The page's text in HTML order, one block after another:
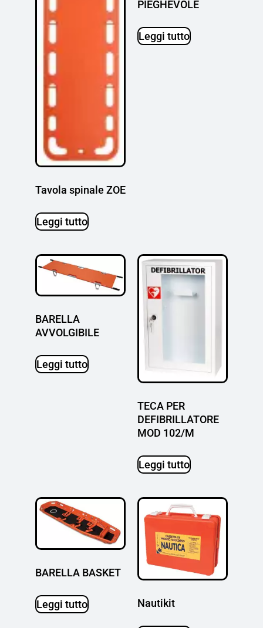
Tavola spinale ZOE
Leggi tutto
PIEGHEVOLE
Leggi tutto
BARELLA
AVVOLGIBILE
Leggi tutto
TECA PER
DEFIBRILLATORE
MOD 102/M
Leggi tutto
BARELLA BASKET
Leggi tutto Nautikit